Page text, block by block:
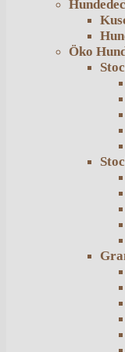
Öko